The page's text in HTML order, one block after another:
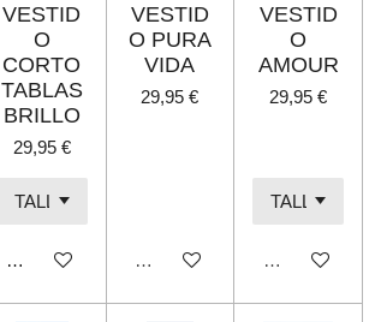
VESTID
O
CORTO
TABLAS
BRILLO
29,95 €
Añadir al carrito
VESTID
O PURA
VIDA
29,95 €
Agotado
VESTID
O
AMOUR
29,95 €
Agotado